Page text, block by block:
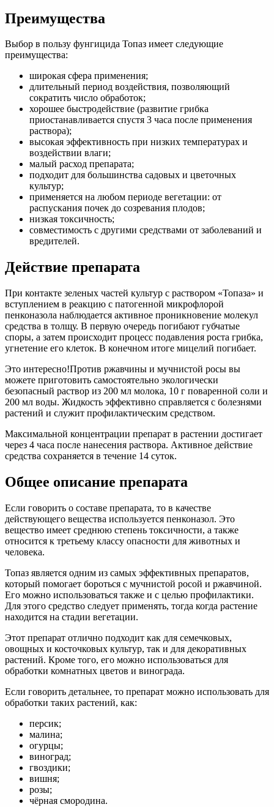
Преимущества
Выбор в пользу фунгицида Топаз имеет следующие
преимущества:
широкая сфера применения;
длительный период воздействия, позволяющий
сократить число обработок;
хорошее быстродействие (развитие грибка
приостанавливается спустя 3 часа после применения
раствора);
высокая эффективность при низких температурах и
воздействии влаги;
малый расход препарата;
подходит для большинства садовых и цветочных
культур;
применяется на любом периоде вегетации: от
распускания почек до созревания плодов;
низкая токсичность;
совместимость с другими средствами от заболеваний и
вредителей.
Действие препарата
При контакте зеленых частей культур с раствором «Топаза» и
вступлением в реакцию с патогенной микрофлорой
пенконазола наблюдается активное проникновение молекул
средства в толщу. В первую очередь погибают губчатые
споры, а затем происходит процесс подавления роста грибка,
угнетение его клеток. В конечном итоге мицелий погибает.
Это интересно!Против ржавчины и мучнистой росы вы
можете приготовить самостоятельно экологически
безопасный раствор из 200 мл молока, 10 г поваренной соли и
200 мл воды. Жидкость эффективно справляется с болезнями
растений и служит профилактическим средством.
Максимальной концентрации препарат в растении достигает
через 4 часа после нанесения раствора. Активное действие
средства сохраняется в течение 14 суток.
Общее описание препарата
Если говорить о составе препарата, то в качестве
действующего вещества используется пенконазол. Это
вещество имеет среднюю степень токсичности, а также
относится к третьему классу опасности для животных и
человека.
Топаз является одним из самых эффективных препаратов,
который помогает бороться с мучнистой росой и ржавчиной.
Его можно использоваться также и с целью профилактики.
Для этого средство следует применять, тогда когда растение
находится на стадии вегетации.
Этот препарат отлично подходит как для семечковых,
овощных и косточковых культур, так и для декоративных
растений. Кроме того, его можно использоваться для
обработки комнатных цветов и винограда.
Если говорить детальнее, то препарат можно использовать для
обработки таких растений, как:
персик;
малина;
огурцы;
виноград;
гвоздики;
вишня;
розы;
чёрная смородина.